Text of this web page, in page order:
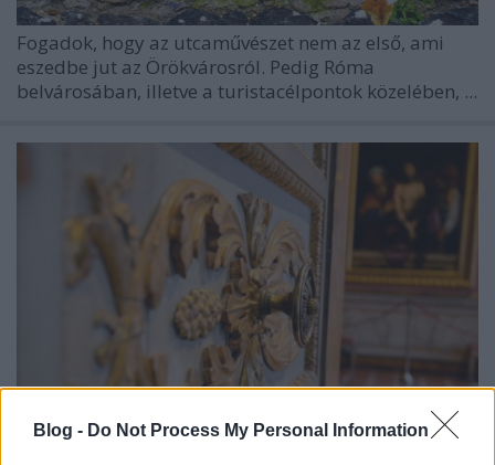
Blog - Do Not Process My Personal Information
Fogadok, hogy az utcaművészet nem az első, ami
eszedbe jut az Örökvárosról. Pedig Róma
belvárosában, illetve a turistacélpontok közelében, ...